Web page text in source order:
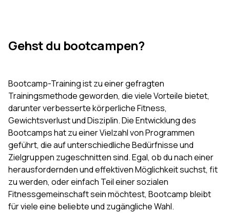
Gehst du bootcampen?
Bootcamp-Training ist zu einer gefragten
Trainingsmethode geworden, die viele Vorteile bietet,
darunter verbesserte körperliche Fitness,
Gewichtsverlust und Disziplin. Die Entwicklung des
Bootcamps hat zu einer Vielzahl von Programmen
geführt, die auf unterschiedliche Bedürfnisse und
Zielgruppen zugeschnitten sind. Egal, ob du nach einer
herausfordernden und effektiven Möglichkeit suchst, fit
zu werden, oder einfach Teil einer sozialen
Fitnessgemeinschaft sein möchtest, Bootcamp bleibt
für viele eine beliebte und zugängliche Wahl.